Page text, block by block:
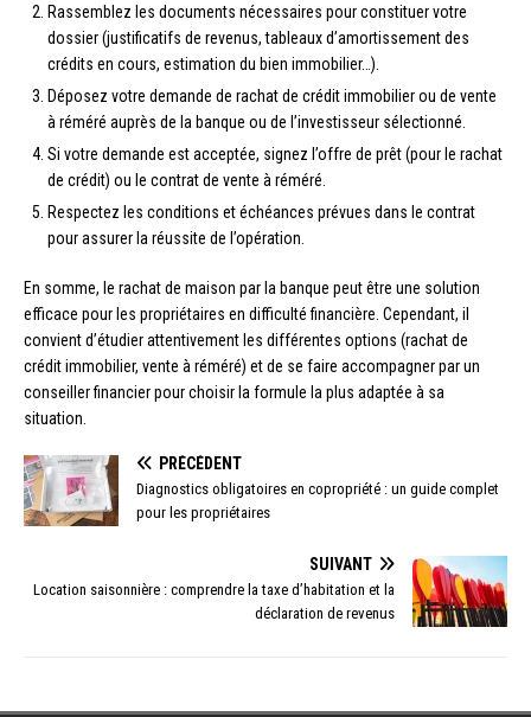
Rassemblez les documents nécessaires pour constituer votre
dossier (justificatifs de revenus, tableaux d’amortissement des
crédits en cours, estimation du bien immobilier…).
Déposez votre demande de rachat de crédit immobilier ou de vente
à réméré auprès de la banque ou de l’investisseur sélectionné.
Si votre demande est acceptée, signez l’offre de prêt (pour le rachat
de crédit) ou le contrat de vente à réméré.
Respectez les conditions et échéances prévues dans le contrat
pour assurer la réussite de l’opération.
En somme, le rachat de maison par la banque peut être une solution
efficace pour les propriétaires en difficulté financière. Cependant, il
convient d’étudier attentivement les différentes options (rachat de
crédit immobilier, vente à réméré) et de se faire accompagner par un
conseiller financier pour choisir la formule la plus adaptée à sa
situation.
PRÉCÉDENT
Diagnostics obligatoires en copropriété : un guide complet
pour les propriétaires
SUIVANT
Location saisonnière : comprendre la taxe d’habitation et la
déclaration de revenus